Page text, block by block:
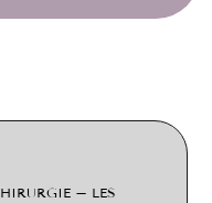
– LES